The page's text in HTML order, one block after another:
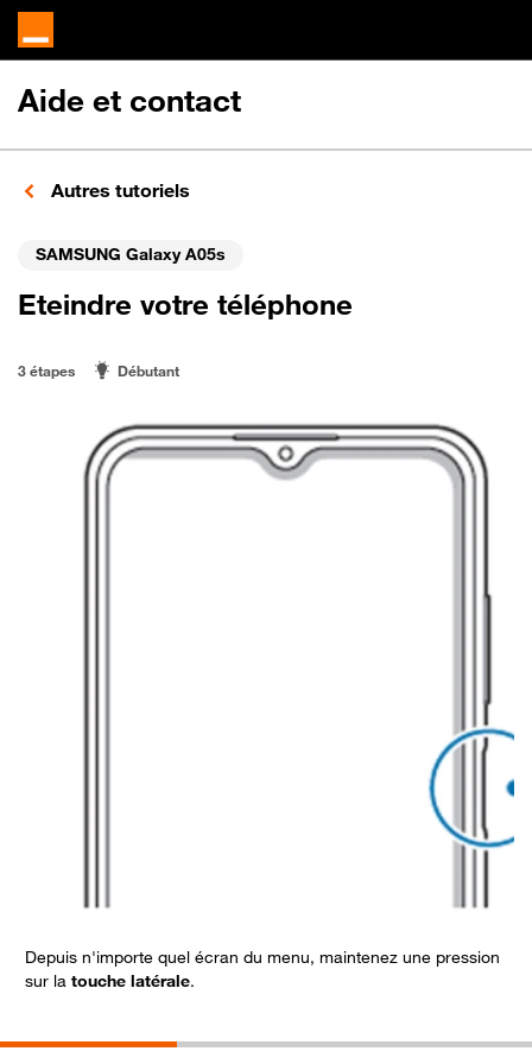
Aide et contact
Autres tutoriels
SAMSUNG Galaxy A05s
Eteindre votre téléphone
3 étapes Débutant
Depuis n'importe quel écran du menu, maintenez une pression
sur la touche latérale.